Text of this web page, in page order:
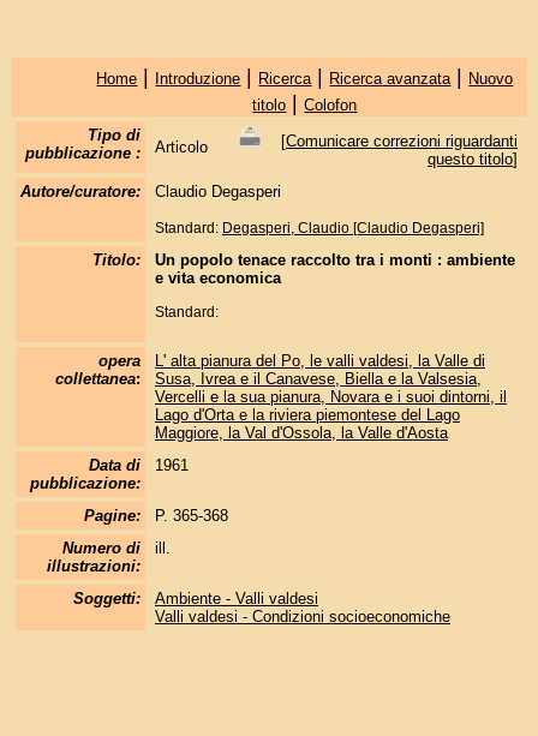
Home | Introduzione | Ricerca | Ricerca avanzata | Nuovo
titolo |Colofon
Tipo di
pubblicazione :
Articolo [Comunicare correzioni riguardanti
questo titolo]
Autore/curatore:
Claudio Degasperi
Standard: Degasperi, Claudio [Claudio Degasperi]
Titolo:
Un popolo tenace raccolto tra i monti : ambiente
e vita economica
Standard:
opera
collettanea:
L' alta pianura del Po, le valli valdesi, la Valle di
Susa, Ivrea e il Canavese, Biella e la Valsesia,
Vercelli e la sua pianura, Novara e i suoi dintorni, il
Lago d'Orta e la riviera piemontese del Lago
Maggiore, la Val d'Ossola, la Valle d'Aosta
Data di
pubblicazione:
1961
Pagine:
P. 365-368
Numero di
illustrazioni:
ill.
Soggetti:
Ambiente - Valli valdesi
Valli valdesi - Condizioni socioeconomiche